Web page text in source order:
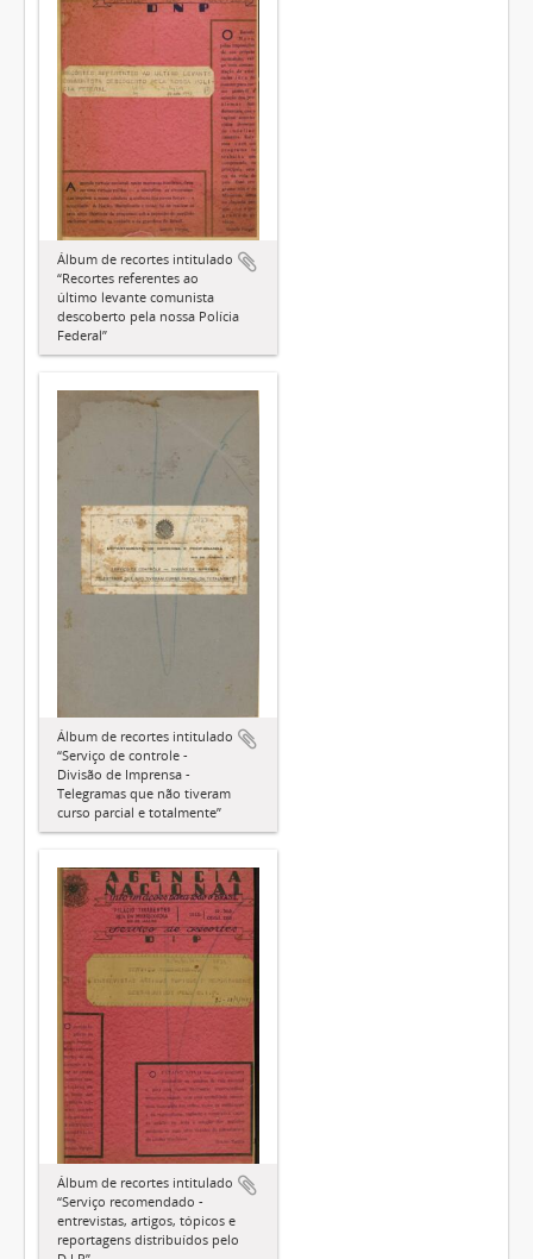
Álbum de recortes intitulado
“Recortes referentes ao
último levante comunista
descoberto pela nossa Polícia
Federal”
Álbum de recortes intitulado
“Serviço de controle -
Divisão de Imprensa -
Telegramas que não tiveram
curso parcial e totalmente”
Álbum de recortes intitulado
“Serviço recomendado -
entrevistas, artigos, tópicos e
reportagens distribuídos pelo